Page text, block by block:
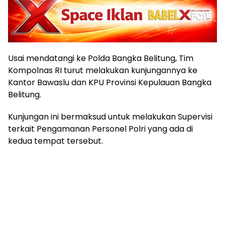
Usai mendatangi ke Polda Bangka Belitung, Tim
Kompolnas RI turut melakukan kunjungannya ke
Kantor Bawaslu dan KPU Provinsi Kepulauan Bangka
Belitung.
Kunjungan ini bermaksud untuk melakukan Supervisi
terkait Pengamanan Personel Polri yang ada di
kedua tempat tersebut.